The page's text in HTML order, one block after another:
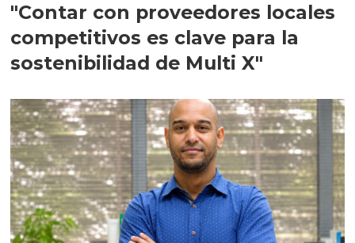
"Contar con proveedores locales
competitivos es clave para la
sostenibilidad de Multi X"